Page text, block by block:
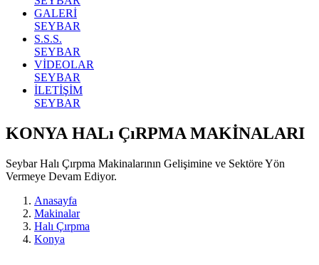
GALERİ
SEYBAR
S.S.S.
SEYBAR
VİDEOLAR
SEYBAR
İLETİŞİM
SEYBAR
KONYA HALı ÇıRPMA MAKİNALARI
Seybar Halı Çırpma Makinalarının Gelişimine ve Sektöre Yön
Vermeye Devam Ediyor.
Anasayfa
Makinalar
Halı Çırpma
Konya